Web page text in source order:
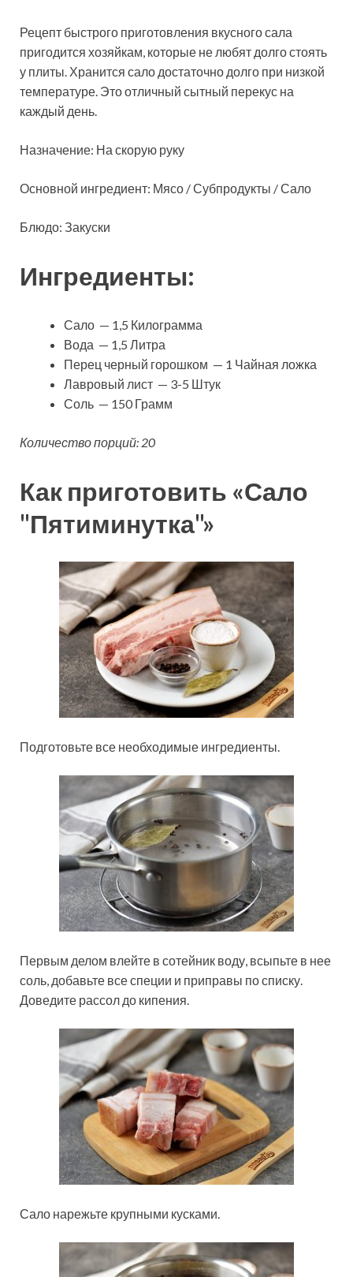
Рецепт быстрого приготовления вкусного сала
пригодится хозяйкам, которые не любят долго стоять
у плиты. Хранится сало достаточно долго при низкой
температуре. Это отличный сытный перекус на
каждый день.
Назначение: На скорую руку
Основной ингредиент: Мясо / Субпродукты / Сало
Блюдо: Закуски
Ингредиенты:
Сало — 1,5 Килограмма
Вода — 1,5 Литра
Перец черный горошком — 1 Чайная ложка
Лавровый лист — 3-5 Штук
Соль — 150 Грамм
Количество порций: 20
Как приготовить «Сало
"Пятиминутка"»
Подготовьте все необходимые ингредиенты.
Первым делом влейте в сотейник воду, всыпьте в нее
соль, добавьте все специи и приправы по списку.
Доведите рассол до кипения.
Сало нарежьте крупными кусками.